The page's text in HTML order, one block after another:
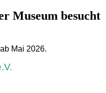
Museum besucht
Mai 2026.